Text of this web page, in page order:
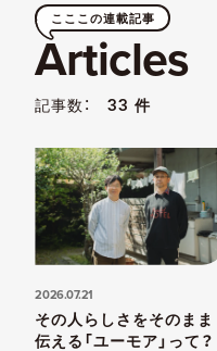
こここの連載記事
Articles
記事数：33 件
2026.07.21
その人らしさをそのまま
伝える「ユーモア」って？